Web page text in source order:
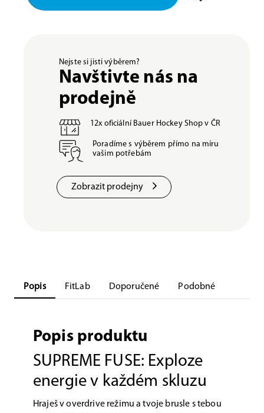
Nejste si jisti výběrem?
Navštivte nás na
prodejně
12x oficiální Bauer Hockey Shop v ČR
Poradíme s výběrem přímo na míru
vašim potřebám
Zobrazit prodejny
Popis FitLab Doporučené Podobné
Popis produktu
SUPREME FUSE: Exploze
energie v každém skluzu
Hraješ v overdrive režimu a tvoje brusle s tebou